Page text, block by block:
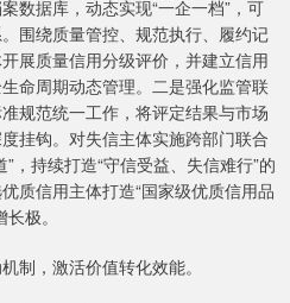
数据库，动态实现“一企一档”，可
围绕质量管控、规范执行、履约记
展质量信用分级评价，并建立信用
命周期动态管理。二是强化监管联
规范统一工作，将评定结果与市场
挂钩。对失信主体实施跨部门联合
，持续打造“守信受益、失信难行”的
质信用主体打造“国家级优质信用品
极。
，激活价值转化效能。